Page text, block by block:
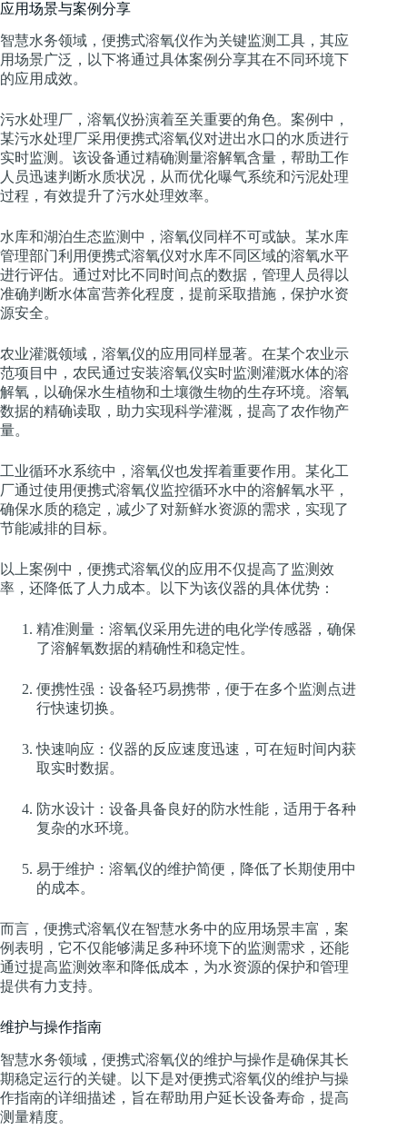
应用场景与案例分享
智慧水务领域，便携式溶氧仪作为关键监测工具，其应
用场景广泛，以下将通过具体案例分享其在不同环境下
的应用成效。
污水处理厂，溶氧仪扮演着至关重要的角色。案例中，
某污水处理厂采用便携式溶氧仪对进出水口的水质进行
实时监测。该设备通过精确测量溶解氧含量，帮助工作
人员迅速判断水质状况，从而优化曝气系统和污泥处理
过程，有效提升了污水处理效率。
水库和湖泊生态监测中，溶氧仪同样不可或缺。某水库
管理部门利用便携式溶氧仪对水库不同区域的溶氧水平
进行评估。通过对比不同时间点的数据，管理人员得以
准确判断水体富营养化程度，提前采取措施，保护水资
源安全。
农业灌溉领域，溶氧仪的应用同样显著。在某个农业示
范项目中，农民通过安装溶氧仪实时监测灌溉水体的溶
解氧，以确保水生植物和土壤微生物的生存环境。溶氧
数据的精确读取，助力实现科学灌溉，提高了农作物产
量。
工业循环水系统中，溶氧仪也发挥着重要作用。某化工
厂通过使用便携式溶氧仪监控循环水中的溶解氧水平，
确保水质的稳定，减少了对新鲜水资源的需求，实现了
节能减排的目标。
以上案例中，便携式溶氧仪的应用不仅提高了监测效
率，还降低了人力成本。以下为该仪器的具体优势：
精准测量：溶氧仪采用先进的电化学传感器，确保
了溶解氧数据的精确性和稳定性。
便携性强：设备轻巧易携带，便于在多个监测点进
行快速切换。
快速响应：仪器的反应速度迅速，可在短时间内获
取实时数据。
防水设计：设备具备良好的防水性能，适用于各种
复杂的水环境。
易于维护：溶氧仪的维护简便，降低了长期使用中
的成本。
而言，便携式溶氧仪在智慧水务中的应用场景丰富，案
例表明，它不仅能够满足多种环境下的监测需求，还能
通过提高监测效率和降低成本，为水资源的保护和管理
提供有力支持。
维护与操作指南
智慧水务领域，便携式溶氧仪的维护与操作是确保其长
期稳定运行的关键。以下是对便携式溶氧仪的维护与操
作指南的详细描述，旨在帮助用户延长设备寿命，提高
测量精度。